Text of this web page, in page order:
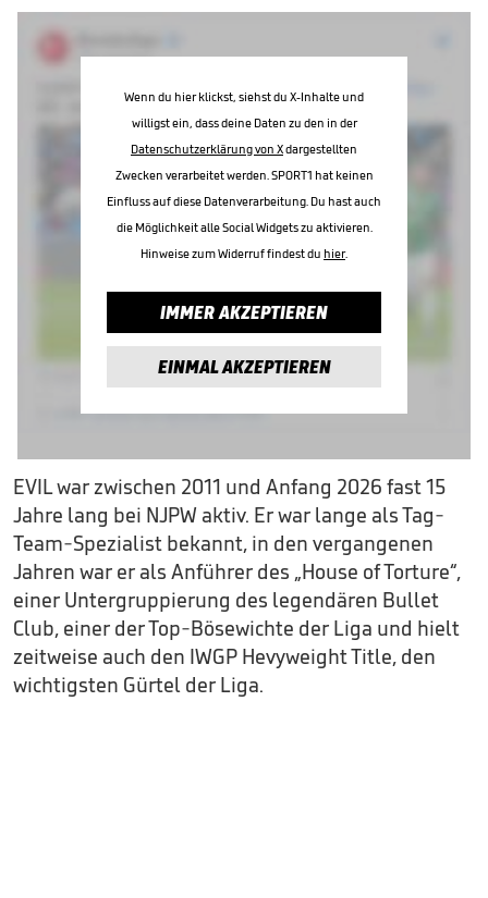
Wenn du hier klickst, siehst du X-Inhalte und
willigst ein, dass deine Daten zu den in der
Datenschutzerklärung von Xdargestellten
Zwecken verarbeitet werden. SPORT1 hat keinen
Einfluss auf diese Datenverarbeitung. Du hast auch
die Möglichkeit alle Social Widgets zu aktivieren.
Hinweise zum Widerruf findest du hier.
IMMER AKZEPTIEREN
EINMAL AKZEPTIEREN
EVIL war zwischen 2011 und Anfang 2026 fast 15
Jahre lang bei NJPW aktiv. Er war lange als Tag-
Team-Spezialist bekannt, in den vergangenen
Jahren war er als Anführer des „House of Torture“,
einer Untergruppierung des legendären Bullet
Club, einer der Top-Bösewichte der Liga und hielt
zeitweise auch den IWGP Hevyweight Title, den
wichtigsten Gürtel der Liga.